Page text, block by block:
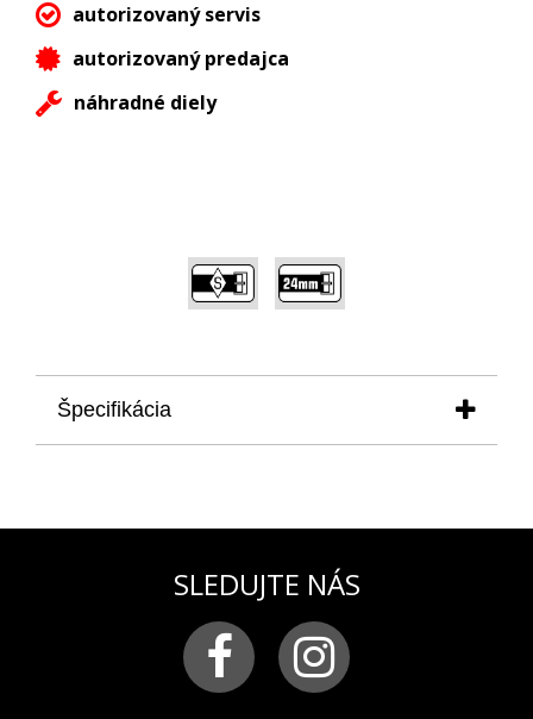
autorizovaný servis
autorizovaný predajca
náhradné diely
Špecifikácia
materiál:silikón
chirurgická oceľ matná s logom VOSTOK-
šírka remienka:24 mm
SLEDUJTE NÁS